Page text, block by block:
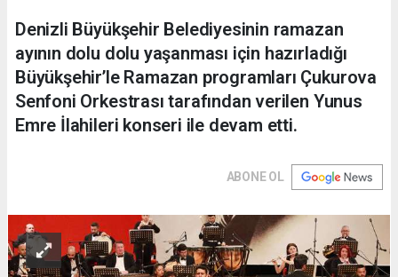
Denizli Büyükşehir Belediyesinin ramazan
ayının dolu dolu yaşanması için hazırladığı
Büyükşehir’le Ramazan programları Çukurova
Senfoni Orkestrası tarafından verilen Yunus
Emre İlahileri konseri ile devam etti.
ABONE OL